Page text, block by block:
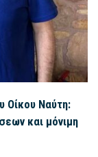
Οίκου Ναύτη:
και μόνιμη